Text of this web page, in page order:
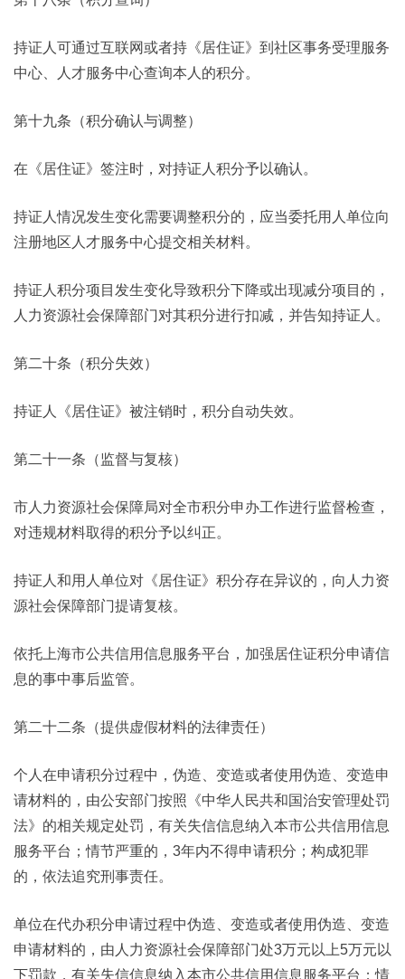
持证人可通过互联网或者持《居住证》到社区事务受理服务
中心、人才服务中心查询本人的积分。
第十九条（积分确认与调整）
在《居住证》签注时，对持证人积分予以确认。
持证人情况发生变化需要调整积分的，应当委托用人单位向
注册地区人才服务中心提交相关材料。
持证人积分项目发生变化导致积分下降或出现减分项目的，
人力资源社会保障部门对其积分进行扣减，并告知持证人。
第二十条（积分失效）
持证人《居住证》被注销时，积分自动失效。
第二十一条（监督与复核）
市人力资源社会保障局对全市积分申办工作进行监督检查，
对违规材料取得的积分予以纠正。
持证人和用人单位对《居住证》积分存在异议的，向人力资
源社会保障部门提请复核。
依托上海市公共信用信息服务平台，加强居住证积分申请信
息的事中事后监管。
第二十二条（提供虚假材料的法律责任）
个人在申请积分过程中，伪造、变造或者使用伪造、变造申
请材料的，由公安部门按照《中华人民共和国治安管理处罚
法》的相关规定处罚，有关失信信息纳入本市公共信用信息
服务平台；情节严重的，3年内不得申请积分；构成犯罪
的，依法追究刑事责任。
单位在代办积分申请过程中伪造、变造或者使用伪造、变造
申请材料的，由人力资源社会保障部门处3万元以上5万元以
下罚款，有关失信信息纳入本市公共信用信息服务平台；情